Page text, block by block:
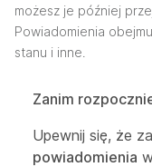
możesz je później
Powiadomienia
stanu i inne.
Zanim
Upewnij się, że
powiadomienia